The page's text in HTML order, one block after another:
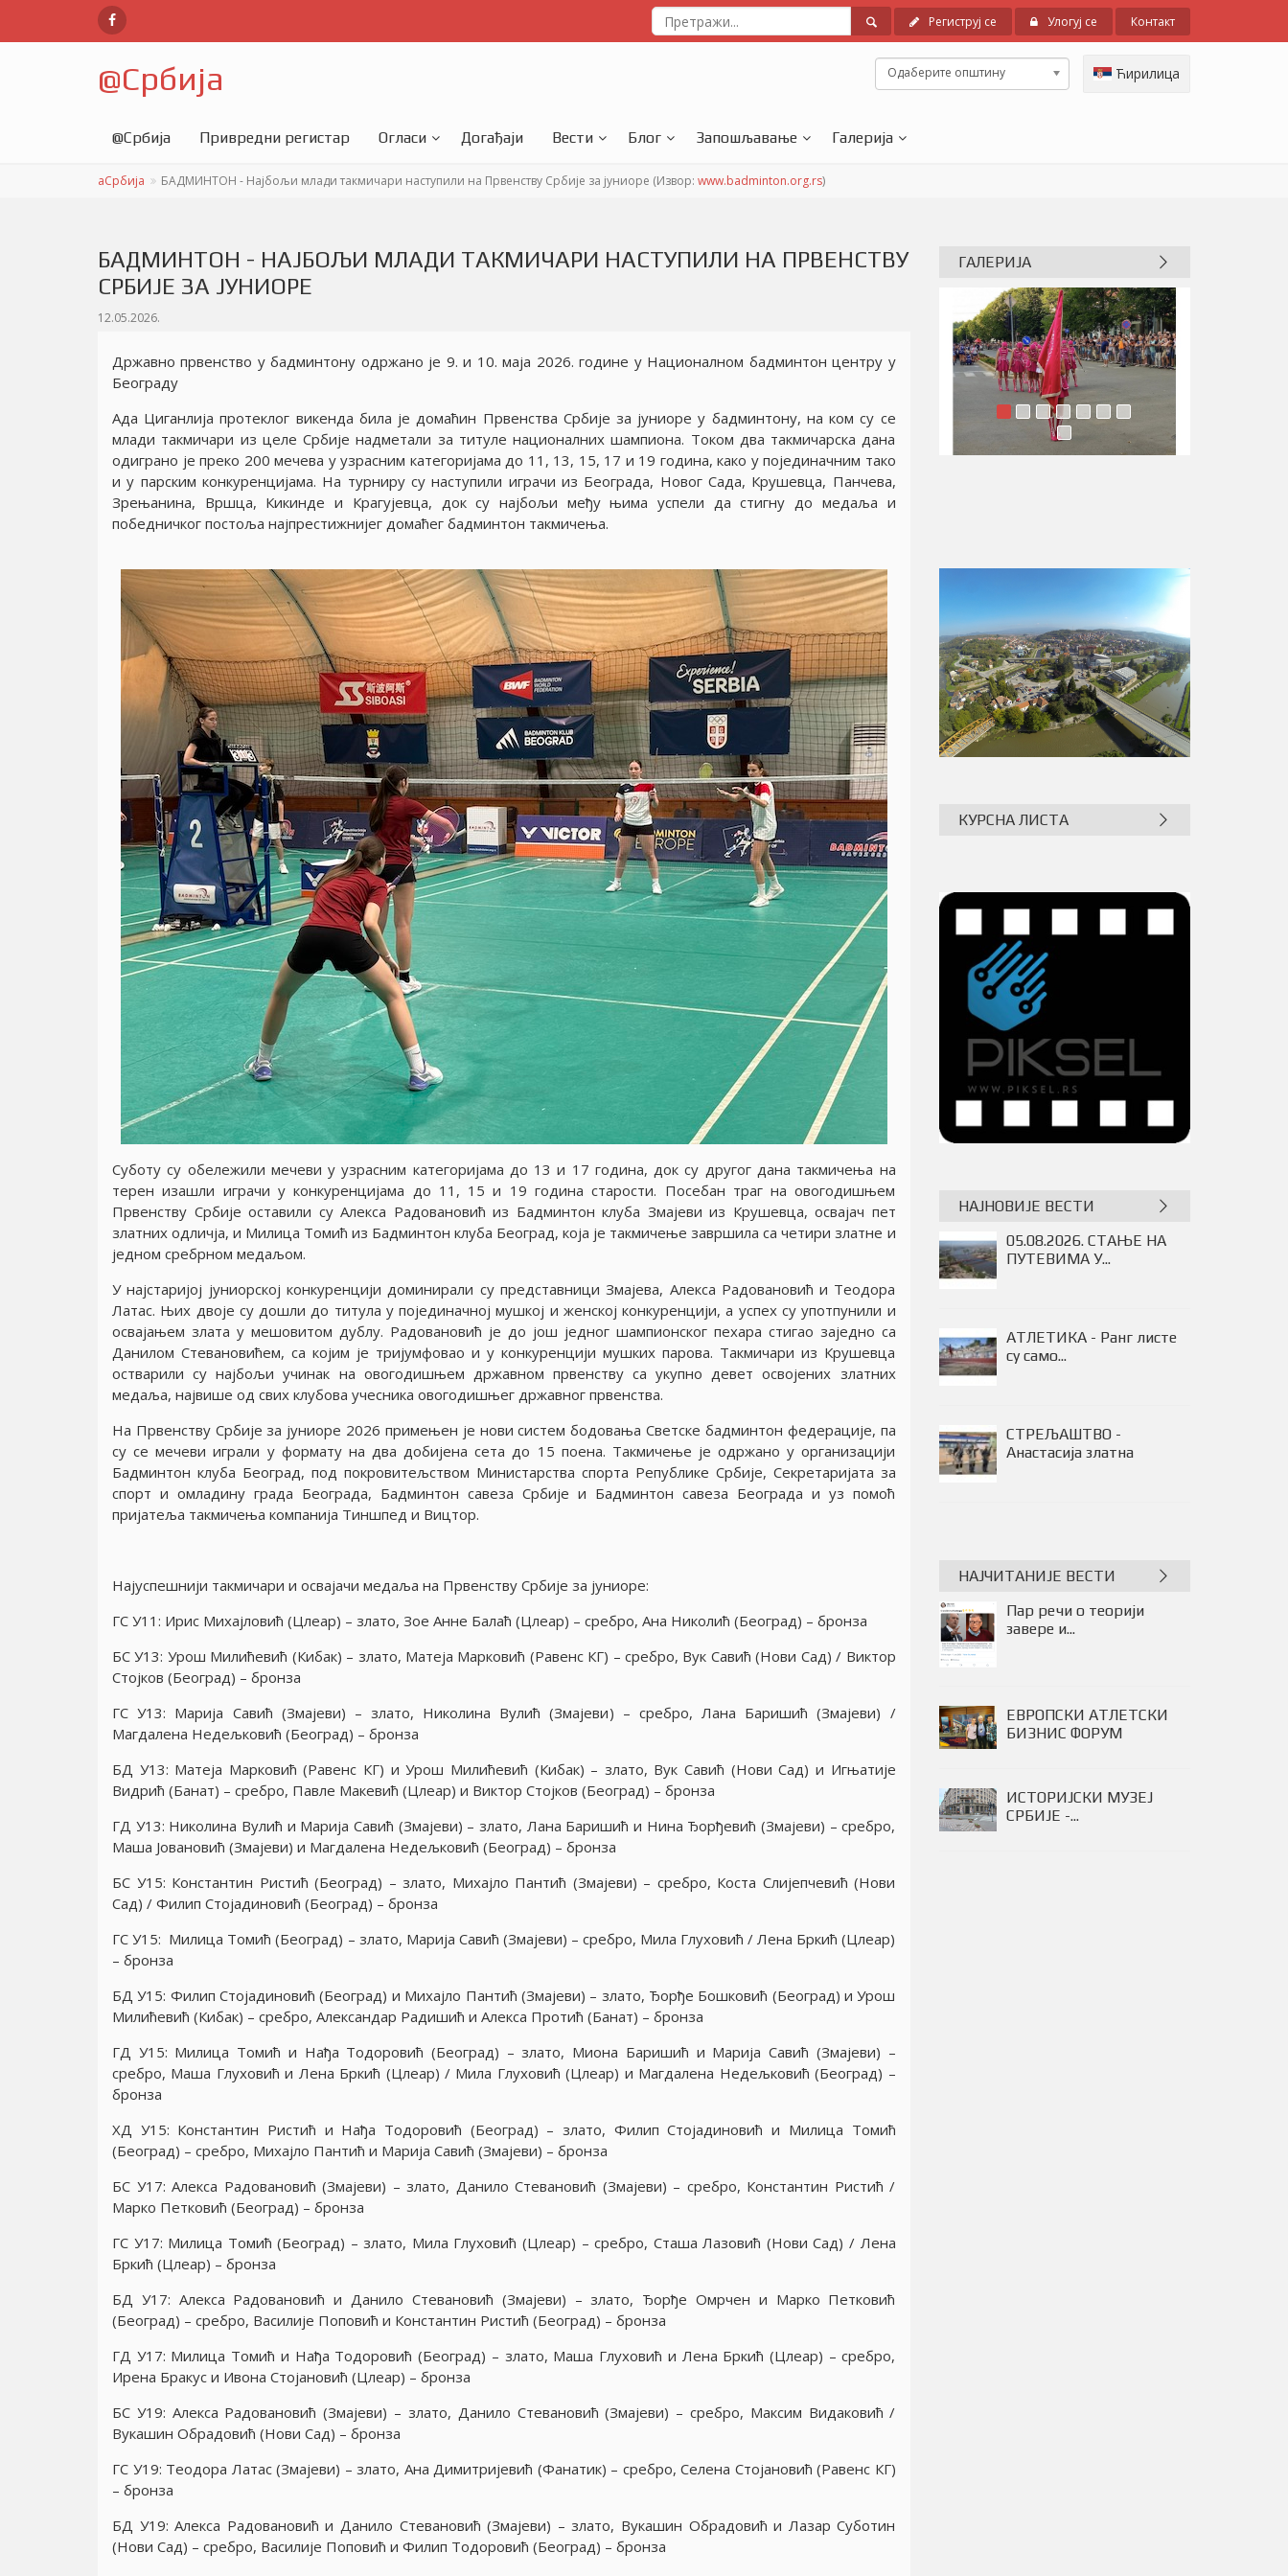
Региструј се Улогуј се Контакт
@Србија Одаберите општину Ћирилица
@Србија Привредни регистар Огласи Догађаји Вести Блог Запошљавање Галерија
аСрбија БАДМИНТОН - Наjбољи млади такмичари наступили на Првенству Србиjе за jуниоре (Извор: www.badminton.org.rs)
БАДМИНТОН - НАJБОЉИ МЛАДИ ТАКМИЧАРИ НАСТУПИЛИ НА ПРВЕНСТВУ
СРБИJЕ ЗА JУНИОРЕ
12.05.2026.
Државно првенство у бадминтону одржано jе 9. и 10. маjа 2026. године у Националном бадминтон центру у
Београду
Ада Циганлиjа протеклог викенда била jе домаћин Првенства Србиjе за jуниоре у бадминтону, на ком су се
млади такмичари из целе Србиjе надметали за титуле националних шампиона. Током два такмичарска дана
одиграно jе преко 200 мечева у узрасним категориjама до 11, 13, 15, 17 и 19 година, како у поjединачним тако
и у парским конкуренциjама. На турниру су наступили играчи из Београда, Новог Сада, Крушевца, Панчева,
Зрењанина, Вршца, Кикинде и Крагуjевца, док су наjбољи међу њима успели да стигну до медаља и
победничког постоља наjпрестижниjег домаћег бадминтон такмичења.
Суботу су обележили мечеви у узрасним категориjама до 13 и 17 година, док су другог дана такмичења на
терен изашли играчи у конкуренциjама до 11, 15 и 19 година старости. Посебан траг на овогодишњем
Првенству Србиjе оставили су Алекса Радовановић из Бадминтон клуба Змаjеви из Крушевца, осваjач пет
златних одличjа, и Милица Томић из Бадминтон клуба Београд, коjа jе такмичење завршила са четири златне и
jедном сребрном медаљом.
У наjстариjоj jуниорскоj конкуренциjи доминирали су представници Змаjева, Алекса Радовановић и Теодора
Латас. Њих двоjе су дошли до титула у поjединачноj мушкоj и женскоj конкуренциjи, а успех су употпунили и
осваjањем злата у мешовитом дублу. Радовановић jе до jош jедног шампионског пехара стигао заjедно са
Данилом Стевановићем, са коjим jе триjумфовао и у конкуренциjи мушких парова. Такмичари из Крушевца
остварили су наjбољи учинак на овогодишњем државном првенству са укупно девет освоjених златних
медаља, наjвише од свих клубова учесника овогодишњег државног првенства.
На Првенству Србиjе за jуниоре 2026 примењен jе нови систем бодовања Светске бадминтон федерациjе, па
су се мечеви играли у формату на два добиjена сета до 15 поена. Такмичење jе одржано у организациjи
Бадминтон клуба Београд, под покровитељством Министарства спорта Републике Србиjе, Секретариjата за
спорт и омладину града Београда, Бадминтон савеза Србиjе и Бадминтон савеза Београда и уз помоћ
приjатеља такмичења компаниjа Тиншпед и Вицтор.
Наjуспешниjи такмичари и осваjачи медаља на Првенству Србиjе за jуниоре:
ГС У11: Ирис Михаjловић (Цлеар) – злато, Зое Анне Балаћ (Цлеар) – сребро, Ана Николић (Београд) – бронза
БС У13: Урош Милићевић (Кибак) – злато, Матеjа Марковић (Равенс КГ) – сребро, Вук Савић (Нови Сад) / Виктор
Стоjков (Београд) – бронза
ГС У13: Мариjа Савић (Змаjеви) – злато, Николина Вулић (Змаjеви) – сребро, Лана Баришић (Змаjеви) /
Магдалена Недељковић (Београд) – бронза
БД У13: Матеjа Марковић (Равенс КГ) и Урош Милићевић (Кибак) – злато, Вук Савић (Нови Сад) и Игњатиjе
Видрић (Банат) – сребро, Павле Макевић (Цлеар) и Виктор Стоjков (Београд) – бронза
ГД У13: Николина Вулић и Мариjа Савић (Змаjеви) – злато, Лана Баришић и Нина Ђорђевић (Змаjеви) – сребро,
Маша Jовановић (Змаjеви) и Магдалена Недељковић (Београд) – бронза
БС У15: Константин Ристић (Београд) – злато, Михаjло Пантић (Змаjеви) – сребро, Коста Слиjепчевић (Нови
Сад) / Филип Стоjадиновић (Београд) – бронза
ГС У15: Милица Томић (Београд) – злато, Мариjа Савић (Змаjеви) – сребро, Мила Глуховић / Лена Бркић (Цлеар)
– бронза
БД У15: Филип Стоjадиновић (Београд) и Михаjло Пантић (Змаjеви) – злато, Ђорђе Бошковић (Београд) и Урош
Милићевић (Кибак) – сребро, Александар Радишић и Алекса Протић (Банат) – бронза
ГД У15: Милица Томић и Нађа Тодоровић (Београд) – злато, Миона Баришић и Мариjа Савић (Змаjеви) –
сребро, Маша Глуховић и Лена Бркић (Цлеар) / Мила Глуховић (Цлеар) и Магдалена Недељковић (Београд) –
бронза
XД У15: Константин Ристић и Нађа Тодоровић (Београд) – злато, Филип Стоjадиновић и Милица Томић
(Београд) – сребро, Михаjло Пантић и Мариjа Савић (Змаjеви) – бронза
БС У17: Алекса Радовановић (Змаjеви) – злато, Данило Стевановић (Змаjеви) – сребро, Константин Ристић /
Марко Петковић (Београд) – бронза
ГС У17: Милица Томић (Београд) – злато, Мила Глуховић (Цлеар) – сребро, Сташа Лазовић (Нови Сад) / Лена
Бркић (Цлеар) – бронза
БД У17: Алекса Радовановић и Данило Стевановић (Змаjеви) – злато, Ђорђе Омрчен и Марко Петковић
(Београд) – сребро, Василиjе Поповић и Константин Ристић (Београд) – бронза
ГД У17: Милица Томић и Нађа Тодоровић (Београд) – злато, Маша Глуховић и Лена Бркић (Цлеар) – сребро,
Ирена Бракус и Ивона Стоjановић (Цлеар) – бронза
БС У19: Алекса Радовановић (Змаjеви) – злато, Данило Стевановић (Змаjеви) – сребро, Максим Видаковић /
Вукашин Обрадовић (Нови Сад) – бронза
ГС У19: Теодора Латас (Змаjеви) – злато, Ана Димитриjевић (Фанатик) – сребро, Селена Стоjановић (Равенс КГ)
– бронза
БД У19: Алекса Радовановић и Данило Стевановић (Змаjеви) – злато, Вукашин Обрадовић и Лазар Суботин
(Нови Сад) – сребро, Василиjе Поповић и Филип Тодоровић (Београд) – бронза
ГАЛЕРИЈА
КУРСНА ЛИСТА
НАЈНОВИЈЕ ВЕСТИ
ПРОДУЖЕНО ТРАЈАЊЕ
ИЗЛОЖБЕ...
05.08.2026. СТАЊЕ НА
ПУТЕВИМА У...
АТЛЕТИКА - Ранг листе
су само...
НАЈЧИТАНИЈЕ ВЕСТИ
Пар речи о теорији
завере и...
ЕВРОПСКИ АТЛЕТСКИ
БИЗНИС ФОРУМ
ИСТОРИЈСКИ МУЗЕЈ
СРБИЈЕ -...